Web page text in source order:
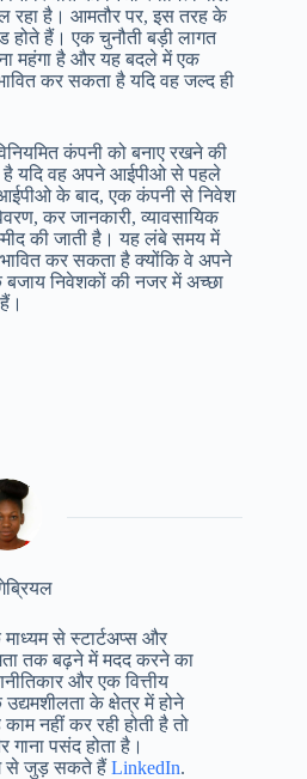
रहा है। आमतौर पर, इस तरह के
हैं। एक चुनौती बड़ी लागत
महंगा है और यह बदले में एक
कर सकता है यदि वह जल्द ही
कंपनी को बनाए रखने की
है यदि वह अपने आईपीओ से पहले
आईपीओ के बाद, एक कंपनी से निवेश
कर जानकारी, व्यावसायिक
की जाती है। यह लंबे समय में
कर सकता है क्योंकि वे अपने
बजाय निवेशकों की नजर में अच्छा
से स्टार्टअप्स और
तक बढ़ने में मदद करने का
और एक वित्तीय
के क्षेत्र में होने
नहीं कर रही होती है तो
गाना पसंद होता है।
से जुड़ सकते हैं LinkedIn.